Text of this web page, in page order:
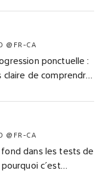
répond aux
@FR-CA
ponctuelle :
claire de comprendre
@FR-CA
dans les tests de
c’est